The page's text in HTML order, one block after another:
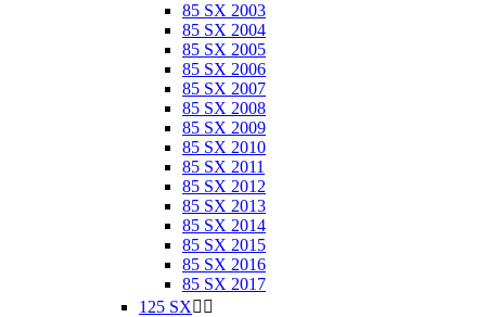
85 SX 2003
85 SX 2004
85 SX 2005
85 SX 2006
85 SX 2007
85 SX 2008
85 SX 2009
85 SX 2010
85 SX 2011
85 SX 2012
85 SX 2013
85 SX 2014
85 SX 2015
85 SX 2016
85 SX 2017
125 SX 